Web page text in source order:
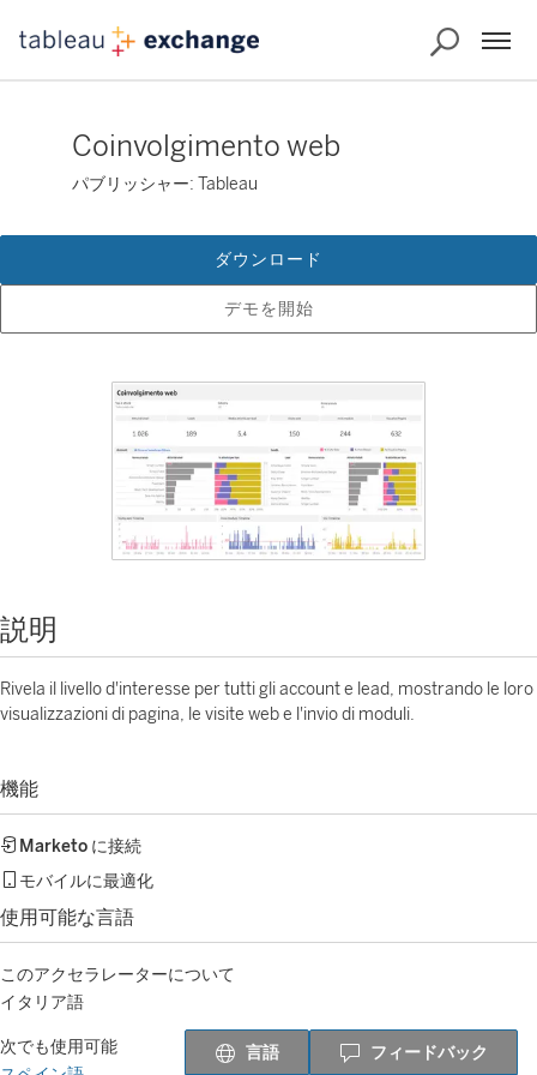
Coinvolgimento web
パブリッシャー: Tableau
デモを開始
ダウンロード
説明
Rivela il livello d'interesse per tutti gli account e lead, mostrando le loro
visualizzazioni di pagina, le visite web e l'invio di moduli.
機能
Marketo に接続
モバイルに最適化
使用可能な言語
このアクセラレーターについて
イタリア語
次でも使用可能
言語 フィードバック